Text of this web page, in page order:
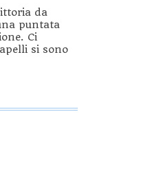
da
puntata
Ci
si sono